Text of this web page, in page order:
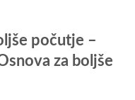
počutje –
za boljše